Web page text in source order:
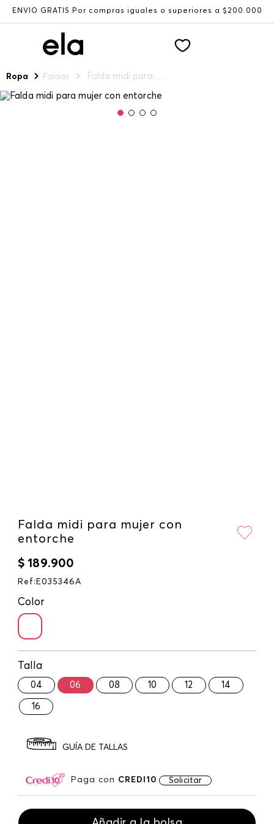
ENVÍO GRATIS Por compras iguales o superiores a $200.000
Ropa Faldas Falda midi para mujer con entorche
Falda midi para mujer con
entorche
$ 189.900
Ref : E035346A
Color
Talla
04 06 08 10 12 14
16
GUÍA DE TALLAS
Paga con CREDI10 Solicitar